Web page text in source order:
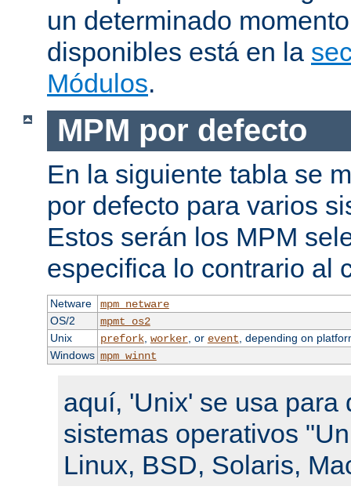
un determinado
disponibles está en la
Módulos.
MPM por defecto
En la siguiente tabla se
por defecto para varios
Estos serán los MPM
especifica lo contrario al
Netware
mpm_netware
OS/2
mpmt_os2
Unix
prefork, worker, or event , depending on
Windows mpm_winnt
aquí, 'Unix' se usa para
sistemas operativos
Linux, BSD, Solaris,